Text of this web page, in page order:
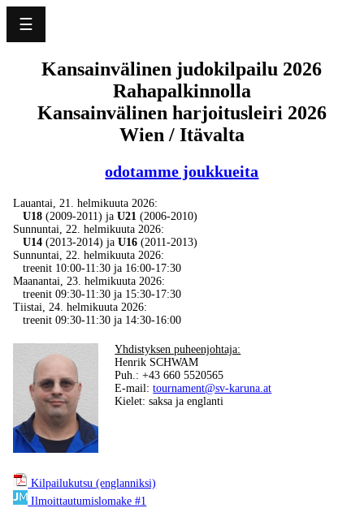
Language
Harjoittelusuunnitelma
Kalenteri
Menestys
Kansainvälinen
judokilpailu
2026
☰
Kansainvälinen judokilpailu 2026
Rahapalkinnolla
Kansainvälinen harjoitusleiri 2026
Wien / Itävalta
odotamme joukkueita
Lauantai, 21. helmikuuta 2026:
U18 (2009-2011) jaU21 (2006-2010)
Sunnuntai, 22. helmikuuta 2026:
U14 (2013-2014) jaU16 (2011-2013)
Sunnuntai, 22. helmikuuta 2026:
treenit 10:00-11:30 ja 16:00-17:30
Maanantai, 23. helmikuuta 2026:
treenit 09:30-11:30 ja 15:30-17:30
Tiistai, 24. helmikuuta 2026:
treenit 09:30-11:30 ja 14:30-16:00
Yhdistyksen puheenjohtaja:
Henrik SCHWAM
Puh.: +43 660 5520565
E-mail:tournament@sv-karuna.at
Kielet: saksa ja englanti
Kilpailukutsu (englanniksi)
Ilmoittautumislomake #1